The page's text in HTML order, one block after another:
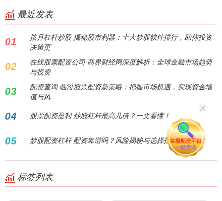
最近发表
01
按月杠杆炒股 揭秘股市利器：十大炒股软件排行，助你投资
决策更
02
在线股票配资公司 商界财经网深度解析：全球金融市场趋势
与投资
03
配资查询 临汾股票配资新策略：把握市场机遇，实现资金增
值与风
04 股票配资盈利 炒股杠杆最高几倍？一文看懂！
05 炒股配资杠杆 配资靠谱吗？风险揭秘与选择指南
标签列表